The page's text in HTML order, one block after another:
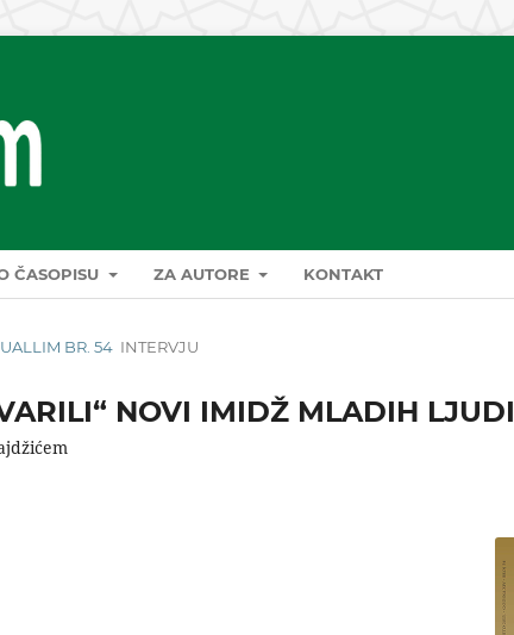
ČASOPISU ZA AUTORE KONTAKT
BR. 54 INTERVJU
NOVI IMIDŽ MLADIH LJUDI